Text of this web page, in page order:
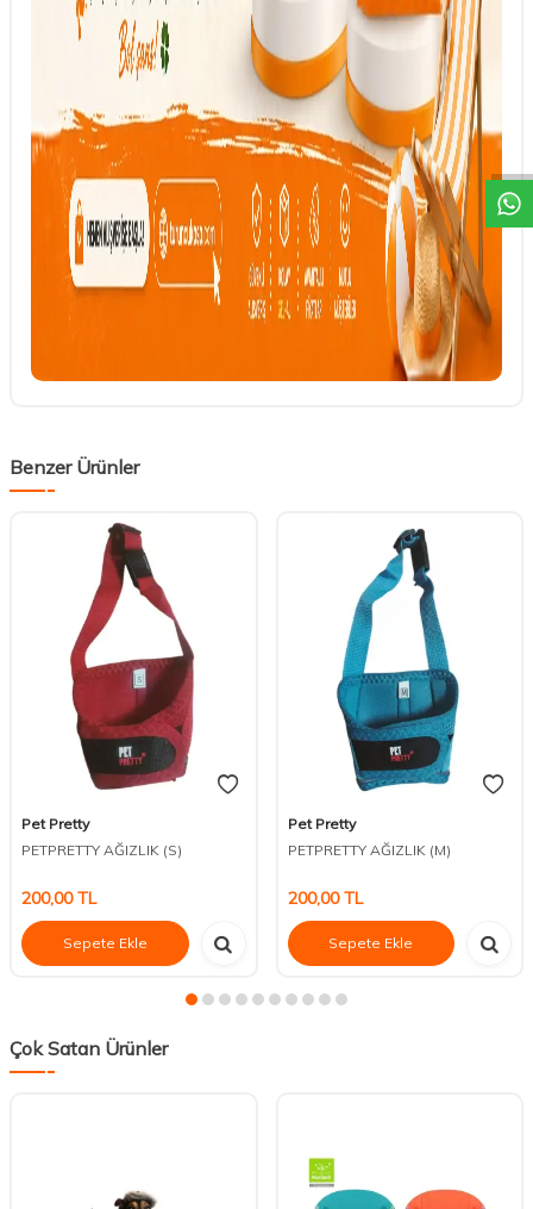
DESTEK
Benzer Ürünler
Pet Pretty
PETPRETTY AĞIZLIK (S)
200,00TL
Sepete Ekle
Pet Pretty
PETPRETTY AĞIZLIK (M)
200,00TL
Sepete Ekle
Çok Satan Ürünler